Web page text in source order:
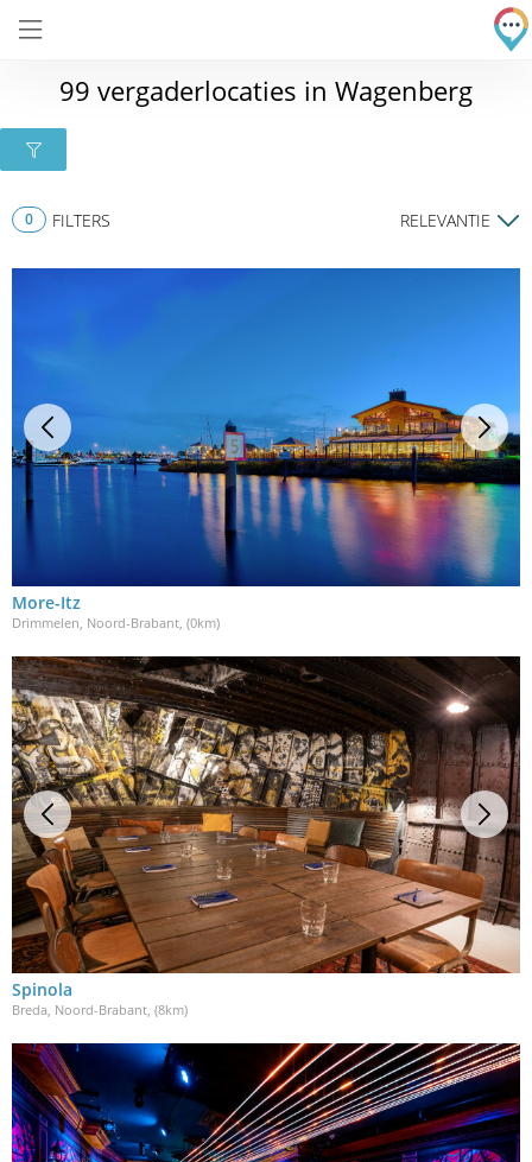
99 vergaderlocaties in Wagenberg
0 FILTERS RELEVANTIE
More-Itz
Drimmelen, Noord-Brabant , (0km)
Spinola
Breda, Noord-Brabant, (8km)